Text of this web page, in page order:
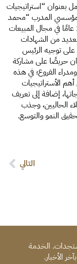
بعنوان “استراتيجيات
المدرب “محمد
سرور” الذي يتمتع بخبرات عالية تمتد لأكثر من 20 عامًا في مجال المبيعات
من الشهادات
على توجيه الرئيس
حريصًا على مشاركة
الفروع؛ في هذه
الأستراتيجيات
إضافة إلى تعريف
الحاليين، وجذب
النمو والتوسع.
التالي
الخدمة
الأخبار.